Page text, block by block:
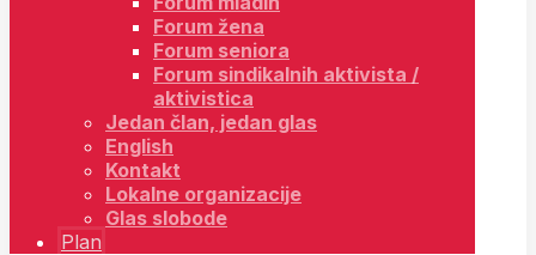
Forum žena
Forum seniora
Forum sindikalnih aktivista /
aktivistica
Jedan član, jedan glas
English
Kontakt
Lokalne organizacije
Glas slobode
Plan